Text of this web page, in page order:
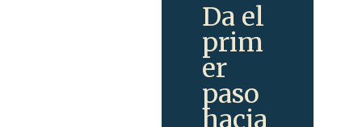
Da el
prim
er
paso
hacia